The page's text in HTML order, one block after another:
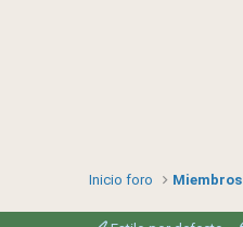
Inicio foro Miembros